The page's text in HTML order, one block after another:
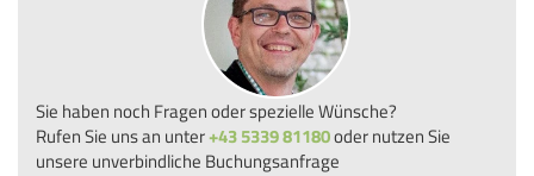
Sie haben noch Fragen oder spezielle Wünsche?
Rufen Sie uns an unter+43 5339 81180oder nutzen Sie
unsere unverbindliche Buchungsanfrage